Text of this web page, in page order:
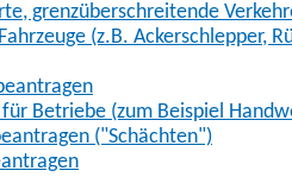
grenzüberschreitende
(z.B. Ackerschlepper,
Betriebe (zum Beispiel
("Schächten")